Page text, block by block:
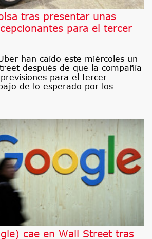
tras presentar unas
para el tercer
han caído este miércoles un
después de que la compañía
para el tercer
de lo esperado por los
cae en Wall Street tras